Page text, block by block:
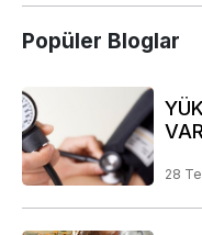
Popüler Bloglar
28